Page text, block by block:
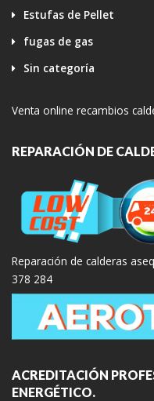
Estufas de Pellet
fugas de gas
Sin categoría
Venta online recambios
REPARACIÓN DE
Reparación de calderas
378 284
ACREDITACIÓN
ENERGÉTICO.